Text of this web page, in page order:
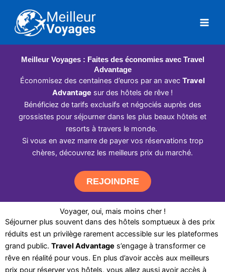
contenu
Meilleur Voyages : Faites des économies avec Travel
Advantage
Économisez des centaines d’euros par an avec Travel
Advantage sur des hôtels de rêve !
Bénéficiez de tarifs exclusifs et négociés auprès des
grossistes pour séjourner dans les plus beaux hôtels et
resorts à travers le monde.
Si vous en avez marre de payer vos réservations trop
chères, découvrez les meilleurs prix du marché.
REJOINDRE
Voyager, oui, mais moins cher !
Séjourner plus souvent dans des hôtels somptueux à des prix
réduits est un privilège rarement accessible sur les plateformes
grand public. Travel Advantage s’engage à transformer ce
rêve en réalité pour vous. En plus d’avoir accès aux meilleurs
prix pour réserver vos hôtels, vous allez aussi avoir accès à